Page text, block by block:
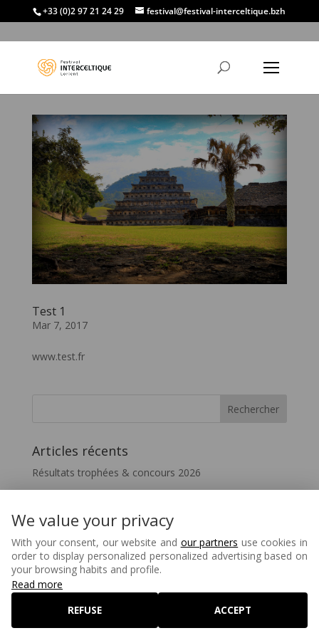
+33 (0)2 97 21 24 29 festival@festival-interceltique.bzh
Test 1
Mar 7, 2017
www.test.fr
Articles récents
Résultats trophées & concours 2026
Vivez le FIL – InterceltiqueTV 2026
Festicelte 2026 – Le Quotidien du FIL
Disparition de Melaine Favennec
Matons – 80 ans
©2026 Festival Interceltique de Lorient - Réalisé par
We value your privacy
With your consent, our website and our partners use cookies in
order to display personalized personalized advertising based on
your browsing habits and profile.
Read more
REFUSE ACCEPT